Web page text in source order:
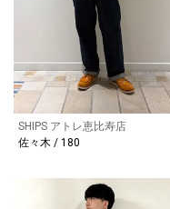
SHIPS アトレ恵比寿店
佐々木 / 180